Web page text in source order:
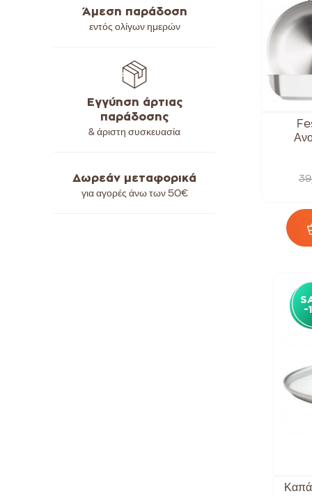
Άμεση παράδοση
εντός ολίγων ημερών
Εγγύηση άρτιας
παράδοσης
& άριστη συσκευασία
Δωρεάν μεταφορικά
για αγορές άνω των 50€
-